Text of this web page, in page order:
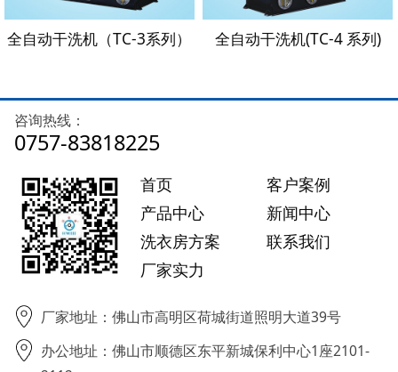
全自动干洗机（TC-3系列） 全自动干洗机(TC-4 系列)
咨询热线：
0757-83818225
首页
产品中心
洗衣房方案
厂家实力
客户案例
新闻中心
联系我们
厂家地址：佛山市高明区荷城街道照明大道39号
办公地址：佛山市顺德区东平新城保利中心1座2101-